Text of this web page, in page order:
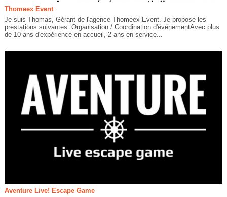
Thomeex Event
Je suis Thomas, Gérant de l'agence Thomeex Event. Je propose les
prestations suivantes :Organisation / Coordination d'événementAvec plus
de 10 ans d'expérience en accueil, 2 ans en service...
Aventure Live! Escape Game